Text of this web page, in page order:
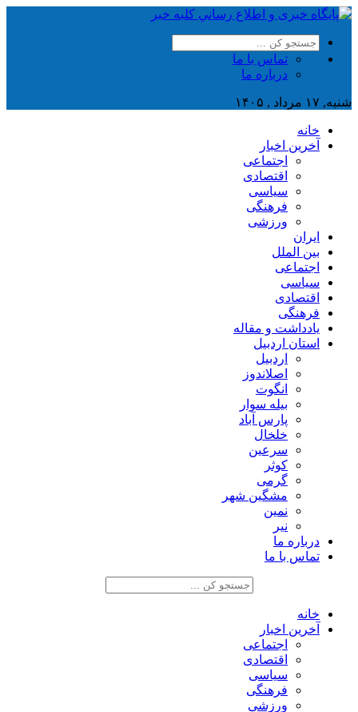
تماس با ما
درباره ما
شنبه, ۱۷ مرداد , ۱۴۰۵
خانه
آخرین اخبار
اجتماعی
اقتصادی
سیاسی
فرهنگی
ورزشی
ایران
بین الملل
اجتماعی
سیاسی
اقتصادی
فرهنگی
یادداشت و مقاله
استان اردبیل
اردبیل
اصلاندوز
انگوت
بیله سوار
پارس آباد
خلخال
سرعین
کوثر
گرمی
مشگین شهر
نمین
نیر
درباره ما
تماس با ما
خانه
آخرین اخبار
اجتماعی
اقتصادی
سیاسی
فرهنگی
ورزشی